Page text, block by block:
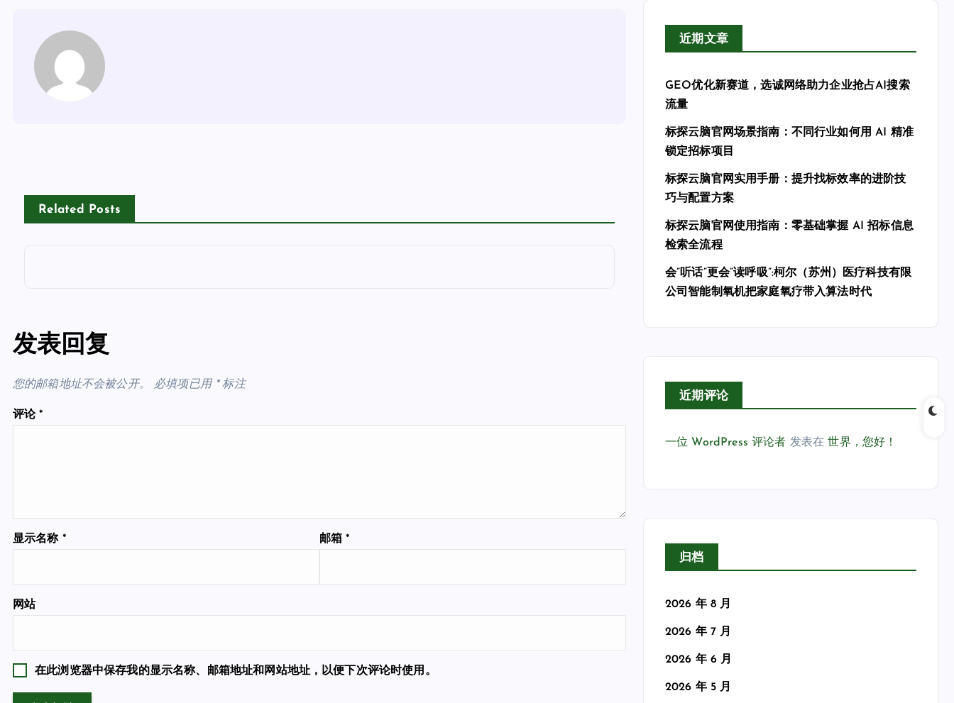
Related Posts
发表回复
您的邮箱地址不会被公开。 必填项已用 *标注
评论*
显示名称 * 邮箱*
网站
在此浏览器中保存我的显示名称、邮箱地址和网站地址，以便下次评论时使用。
近期文章
GEO优化新赛道，选诚网络助力企业抢占AI搜索
流量
标探云脑官网场景指南：不同行业如何用 AI 精准
锁定招标项目
标探云脑官网实用手册：提升找标效率的进阶技
巧与配置方案
标探云脑官网使用指南：零基础掌握 AI 招标信息
检索全流程
会”听话”更会”读呼吸”:柯尔（苏州）医疗科技有限
公司智能制氧机把家庭氧疗带入算法时代
近期评论
一位 WordPress 评论者 发表在世界，您好！
归档
2026 年 8 月
2026 年 7 月
2026 年 6 月
2026 年 5 月